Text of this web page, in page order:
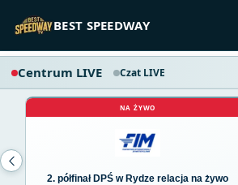
BEST SPEEDWAY
Centrum LIVE Czat LIVE
NA ŻYWO
2. półfinał DPŚ w Rydze relacja na żywo